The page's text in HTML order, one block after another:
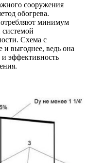
сооружения
обогрева.
минимум
Схема с
и выгоднее, ведь она
эффективность